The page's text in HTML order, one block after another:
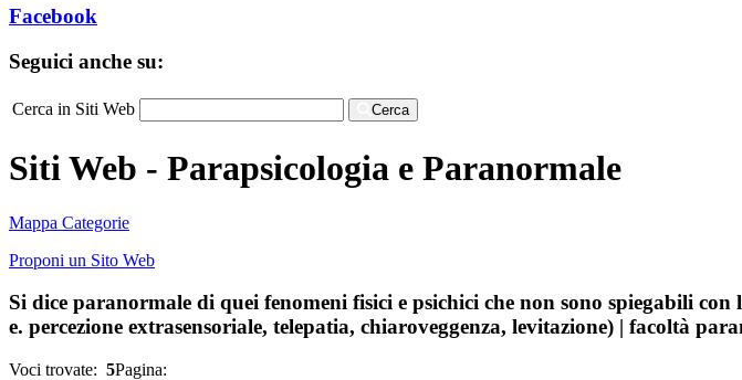
Facebook
Seguici anche su:
Cerca in Siti Web Cerca
Siti Web - Parapsicologia e Paranormale
Mappa Categorie
Proponi un Sito Web
Si dice paranormale di quei fenomeni fisici e psichici che non sono spiegabili
e. percezione extrasensoriale, telepatia, chiaroveggenza, levitazione) | facoltà
Voci trovate: 5Pagina: